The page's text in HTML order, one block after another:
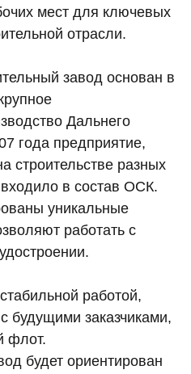
мест для ключевых
отрасли.
завод основан в
Дальнего
года предприятие,
строительстве разных
в состав ОСК.
уникальные
работать с
работой,
будущими заказчиками,
флот.
будет ориентирован